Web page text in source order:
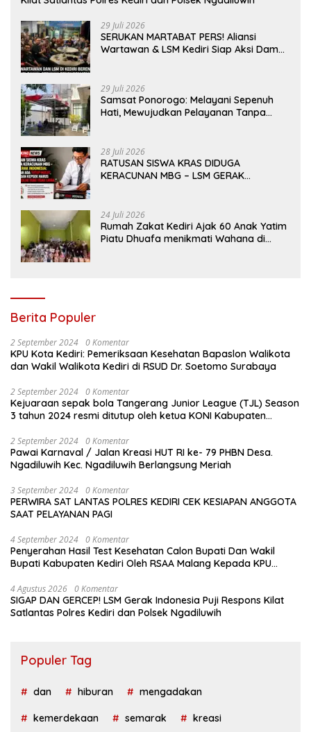
29 Juli 2026
SERUKAN MARTABAT PERS! Aliansi
Wartawan & LSM Kediri Siap Aksi Damai:
29 Juli 2026
Samsat Ponorogo: Melayani Sepenuh
Hati, Mewujudkan Pelayanan Tanpa
28 Juli 2026
RATUSAN SISWA KRAS DIDUGA
KERACUNAN MBG – LSM GERAK
YANG TIDAK LAYAK
24 Juli 2026
Rumah Zakat Kediri Ajak 60 Anak Yatim
Piatu Dhuafa menikmati Wahana di
Berita Populer
2 September 2024 0 Komentar
KPU Kota Kediri: Pemeriksaan Kesehatan Bapaslon Walikota
dan Wakil Walikota Kediri di RSUD Dr. Soetomo Surabaya
2 September 2024 0 Komentar
Kejuaraan sepak bola Tangerang Junior League (TJL) Season
3 tahun 2024 resmi ditutup oleh ketua KONI Kabupaten
2 September 2024 0 Komentar
Pawai Karnaval / Jalan Kreasi HUT RI ke- 79 PHBN Desa.
Ngadiluwih Kec. Ngadiluwih Berlangsung Meriah
3 September 2024 0 Komentar
PERWIRA SAT LANTAS POLRES KEDIRI CEK KESIAPAN ANGGOTA
SAAT PELAYANAN PAGI
4 September 2024 0 Komentar
Penyerahan Hasil Test Kesehatan Calon Bupati Dan Wakil
Bupati Kabupaten Kediri Oleh RSAA Malang Kepada KPU
4 Agustus 2026 0 Komentar
SIGAP DAN GERCEP! LSM Gerak Indonesia Puji Respons Kilat
Satlantas Polres Kediri dan Polsek Ngadiluwih
Populer Tag
dan hiburan mengadakan
kemerdekaan semarak kreasi